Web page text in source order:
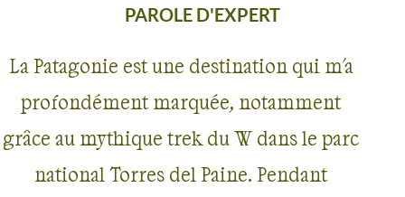
PAROLE D'EXPERT
La Patagonie est une destination qui m'a
profondément marquée, notamment
grâce au mythique trek du W dans le parc
national Torres del Paine. Pendant